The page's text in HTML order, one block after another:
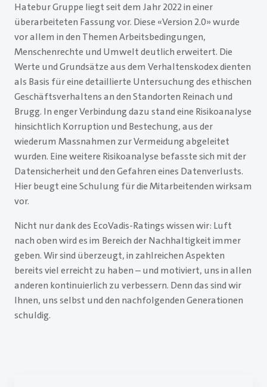
Hatebur Gruppe liegt seit dem Jahr 2022 in einer
überarbeiteten Fassung vor. Diese «Version 2.0» wurde
vor allem in den Themen Arbeitsbedingungen,
Menschenrechte und Umwelt deutlich erweitert. Die
Werte und Grundsätze aus dem Verhaltenskodex dienten
als Basis für eine detaillierte Untersuchung des ethischen
Geschäftsverhaltens an den Standorten Reinach und
Brugg. In enger Verbindung dazu stand eine Risikoanalyse
hinsichtlich Korruption und Bestechung, aus der
wiederum Massnahmen zur Vermeidung abgeleitet
wurden. Eine weitere Risikoanalyse befasste sich mit der
Datensicherheit und den Gefahren eines Datenverlusts.
Hier beugt eine Schulung für die Mitarbeitenden wirksam
vor.
Nicht nur dank des EcoVadis-Ratings wissen wir: Luft
nach oben wird es im Bereich der Nachhaltigkeit immer
geben. Wir sind überzeugt, in zahlreichen Aspekten
bereits viel erreicht zu haben – und motiviert, uns in allen
anderen kontinuierlich zu verbessern. Denn das sind wir
Ihnen, uns selbst und den nachfolgenden Generationen
schuldig.